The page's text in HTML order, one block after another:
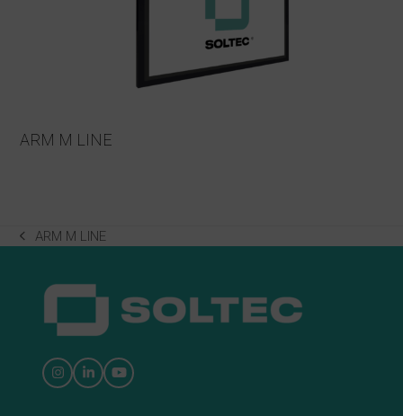
ARM M LINE
previous
ARM M LINE
Instagram
LinkedInYouTube